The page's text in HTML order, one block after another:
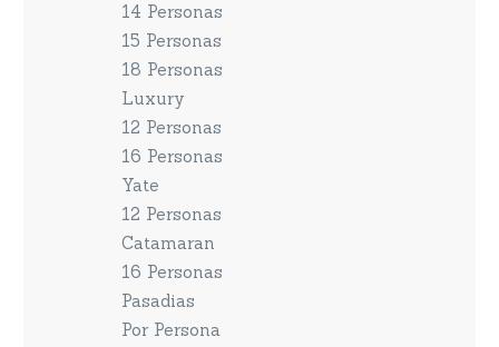
14 Personas
15 Personas
18 Personas
Luxury
12 Personas
16 Personas
Yate
12 Personas
Catamaran
16 Personas
Pasadias
Por Persona